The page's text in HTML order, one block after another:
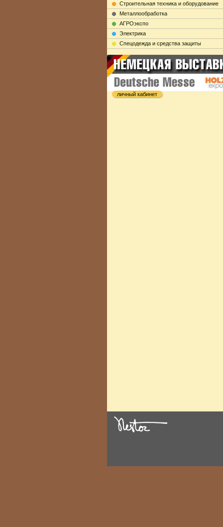
Строительная техника и оборудование
Металлообработка
АГРОэкспо
Электрика
Cпецодежда и средства защиты
личный кабинет